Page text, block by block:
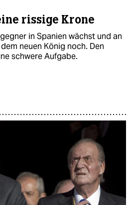
rissige Krone
in Spanien wächst und an
neuen König noch. Den
schwere Aufgabe.